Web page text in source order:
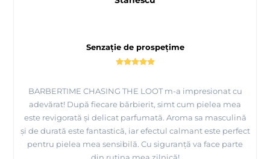
Senzație de prospețime
BARBERTIME CHASING THE LOOT m-a impresionat cu
adevărat! După fiecare bărbierit, simt cum pielea mea
este revigorată și delicat parfumată. Aroma sa masculină
și de durată este fantastică, iar efectul calmant este perfect
pentru pielea mea sensibilă. Cu siguranță va face parte